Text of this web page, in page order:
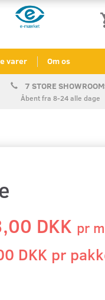
varer Om os
7 STORE
Åbent fra 8-24 alle dage
DKK pr m
DKK pr